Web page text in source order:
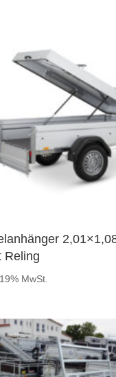
Reling
MwSt.